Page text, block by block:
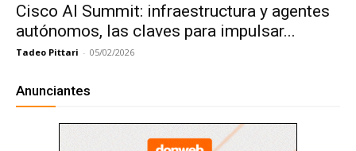
Cisco AI Summit: infraestructura y agentes
autónomos, las claves para impulsar...
Tadeo Pittari - 05/02/2026
Anunciantes